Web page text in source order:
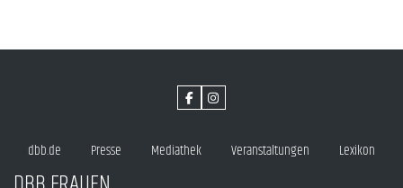
dbb.de Presse Mediathek Veranstaltungen Lexikon